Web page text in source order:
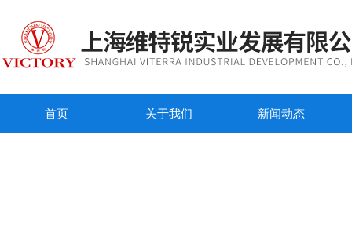
首页 关于我们 新闻动态